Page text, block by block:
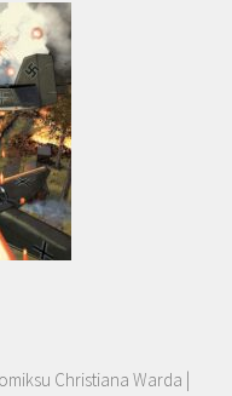
Christiana Warda |